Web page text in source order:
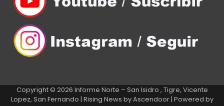
Copyright © 2026 Informe Norte – San Isidro , Tigre, Vicente
Lopez, San Fernando | Rising News byAscendoor| Powered by